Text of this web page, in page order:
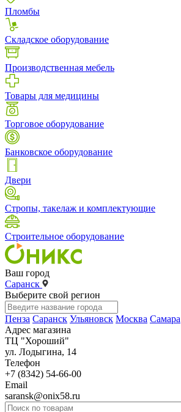
Пломбы
Складское оборудование
Производственная мебель
Товары для медицины
Торговое оборудование
Банковское оборудование
Двери
Стропы, такелаж и комплектующие
Строительное оборудование
Ваш город
Саранск
Выберите свой регион
Пенза Саранск Ульяновск Москва Самара
Адрес магазина
ТЦ "Хороший"
ул. Лодыгина, 14
Телефон
+7 (8342) 54-66-00
Email
saransk@onix58.ru